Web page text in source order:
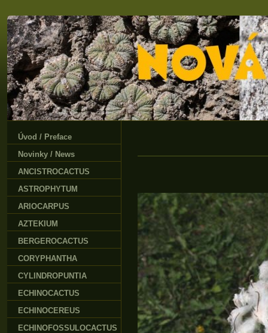
Úvod / Preface
Novinky / News
ANCISTROCACTUS
ASTROPHYTUM
ARIOCARPUS
AZTEKIUM
BERGEROCACTUS
CORYPHANTHA
CYLINDROPUNTIA
ECHINOCACTUS
ECHINOCEREUS
ECHINOFOSSULOCACTUS